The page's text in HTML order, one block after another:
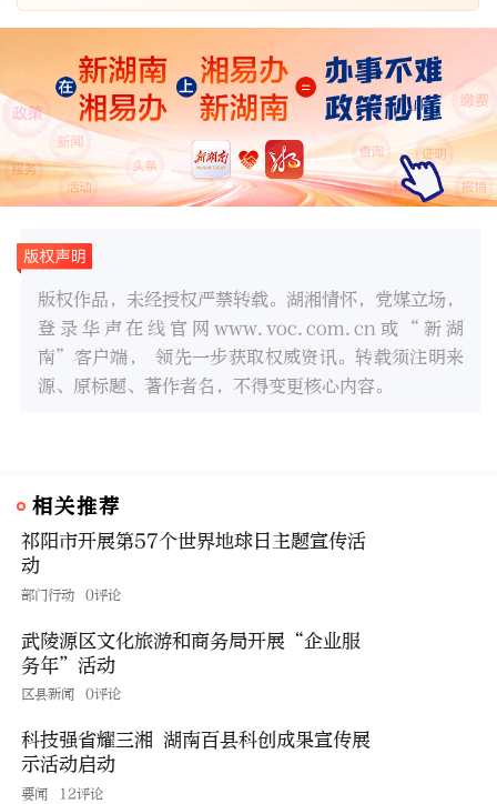
版权作品，未经授权严禁转载。湖湘情怀，党媒立场，
登录华声在线官网www.voc.com.cn或“新湖
南”客户端， 领先一步获取权威资讯。转载须注明来
源、原标题、著作者名，不得变更核心内容。
相关推荐
祁阳市开展第57个世界地球日主题宣传活
动
部门行动 0评论
武陵源区文化旅游和商务局开展“企业服
务年”活动
区县新闻 0评论
科技强省耀三湘 湖南百县科创成果宣传展
示活动启动
要闻 12评论